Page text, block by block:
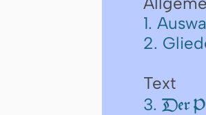
1.
2.
Text
3. Der